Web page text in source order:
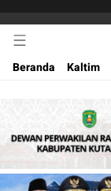
Beranda
Kaltim